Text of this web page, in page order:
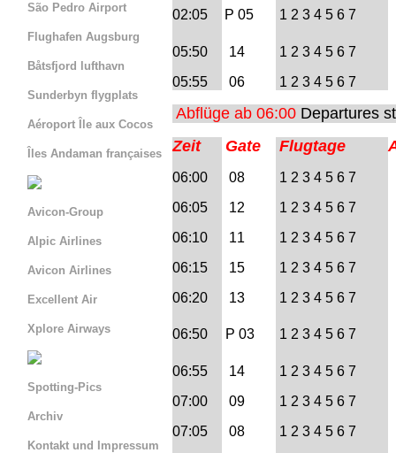
São Pedro Airport
Flughafen Augsburg
Båtsfjord lufthavn
Sunderbyn flygplats
Aéroport Île aux Cocos
Îles Andaman françaises
Avicon-Group
Alpic Airlines
Avicon Airlines
Excellent Air
Xplore Airways
Spotting-Pics
Archiv
Kontakt und Impressum
02:05 P 05 1 2 3 4 5 6 7
05:50 14
1 2 3 4 5 6 7
05:55
06 1 2 3 4 5 6 7
Abflüge ab 06:00 Departures
Zeit
Gate Flugtage
06:00 08
1 2 3 4 5 6 7
06:05
12
1 2 3 4 5 6 7
06:10
11
1 2 3 4 5 6 7
06:15
15
1 2 3 4 5 6 7
06:20
13 1 2 3 4 5 6 7
06:50 P 03 1 2 3 4 5 6 7
06:55 14
1 2 3 4 5 6 7
07:00
09
1 2 3 4 5 6 7
07:05
08
1 2 3 4 5 6 7